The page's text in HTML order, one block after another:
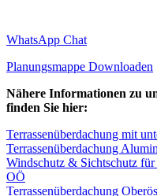
WhatsApp Chat
Planungsmappe Downloaden
Nähere Informationen zu
finden Sie hier:
Terrassenüberdachung mit
Terrassenüberdachung
Windschutz & Sichtschutz
OÖ
Terrassenüberdachung